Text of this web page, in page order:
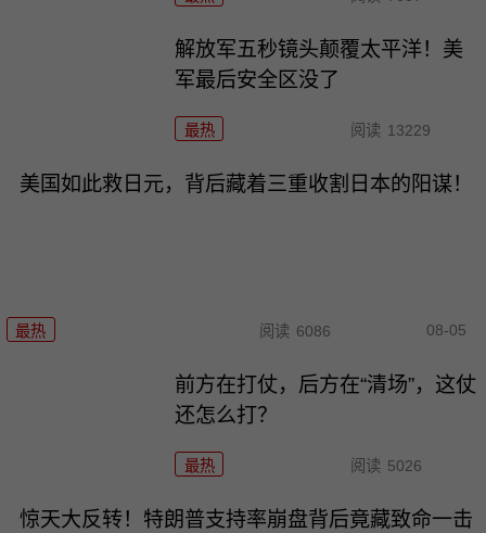
解放军五秒镜头颠覆太平洋！美
军最后安全区没了
最热 阅读 13229
美国如此救日元，背后藏着三重收割日本的阳谋！
最热 阅读 6086 08-05
前方在打仗，后方在“清场”，这仗
还怎么打？
最热 阅读 5026
惊天大反转！特朗普支持率崩盘背后竟藏致命一击